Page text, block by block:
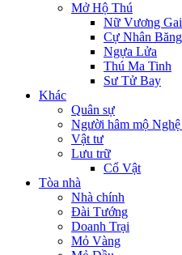
Mở Hộ Thú
Nữ Vương Gai
Cự Nhân Băng
Ngựa Lửa
Thú Ma Tinh
Sư Tử Bay
Khác
Quân sự
Người hâm mộ
Vật tư
Lưu trữ
Cổ Vật
Tòa nhà
Nhà chính
Đài Tướng
Doanh Trại
Mỏ Vàng